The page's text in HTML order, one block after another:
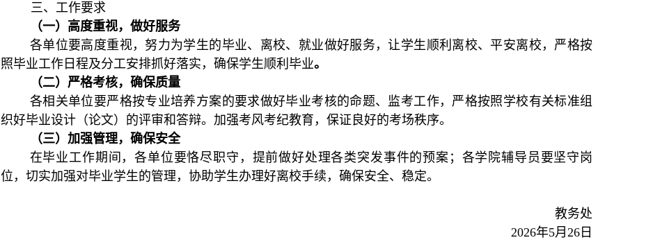
三、工作要求
（一） 高度重视， 做好服务
各单位要高度重视，努力为学生的毕业、离校、就业做好服务，让学生顺利离校、平安离校，严格按
照毕业工作日程及分工安排抓好落实，确保学生顺利毕业。
（二） 严格考核，确保质量
各相关单位要严格按专业培养方案的要求做好毕业考核的命题、监考工作，严格按照学校有关标准组
织好毕业设计（论文）的评审和答辩。加强考风考纪教育，保证良好的考场秩序。
（三） 加强管理，确保安全
在毕业工作期间，各单位要恪尽职守，提前做好处理各类突发事件的预案；各学院辅导员要坚守岗
位，切实加强对毕业学生的管理，协助学生办理好离校手续，确保安全、稳定。
教务处
2026年5月26日